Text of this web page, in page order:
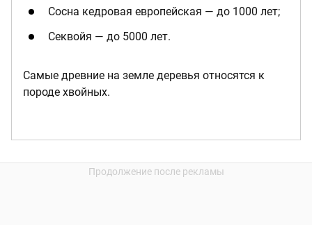
Сосна кедровая европейская — до 1000 лет;
Секвойя — до 5000 лет.
Самые древние на земле деревья относятся к
породе хвойных.